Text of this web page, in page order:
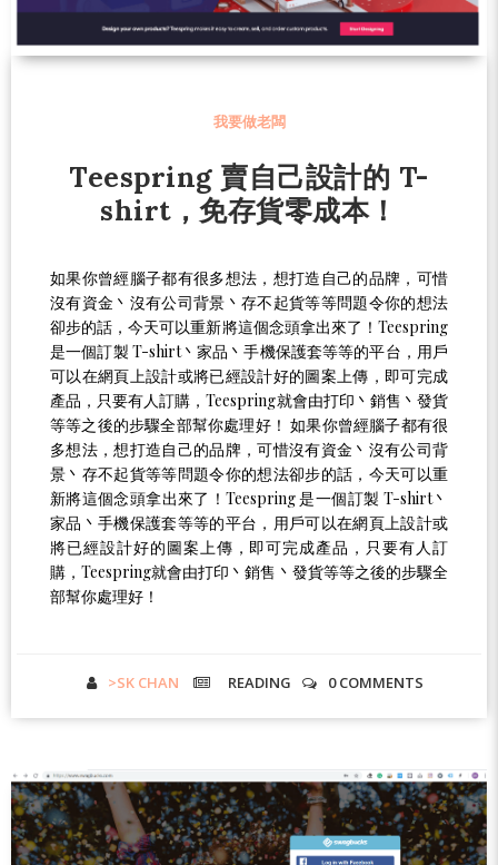
我要做老闆
Teespring 賣自己設計的 T-
shirt，免存貨零成本！
如果你曾經腦子都有很多想法，想打造自己的品牌，可惜
沒有資金丶沒有公司背景丶存不起貨等等問題令你的想法
卻步的話，今天可以重新將這個念頭拿出來了！Teespring
是一個訂製 T-shirt丶家品丶手機保護套等等的平台，用戶
可以在網頁上設計或將已經設計好的圖案上傳，即可完成
產品，只要有人訂購，Teespring就會由打印丶銷售丶發貨
等等之後的步驟全部幫你處理好！ 如果你曾經腦子都有很
多想法，想打造自己的品牌，可惜沒有資金丶沒有公司背
景丶存不起貨等等問題令你的想法卻步的話，今天可以重
新將這個念頭拿出來了！Teespring 是一個訂製 T-shirt丶
家品丶手機保護套等等的平台，用戶可以在網頁上設計或
將已經設計好的圖案上傳，即可完成產品，只要有人訂
購，Teespring就會由打印丶銷售丶發貨等等之後的步驟全
部幫你處理好！
>SK CHAN READING 0 COMMENTS